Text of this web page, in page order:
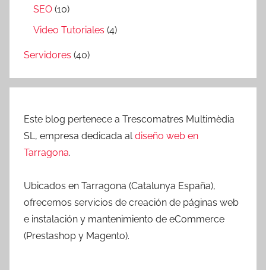
SEO (10)
Video Tutoriales (4)
Servidores (40)
Este blog pertenece a Trescomatres Multimèdia
SL, empresa dedicada aldiseño web en
Tarragona.
Ubicados en Tarragona (Catalunya España),
ofrecemos servicios de creación de páginas web
e instalación y mantenimiento de eCommerce
(Prestashop y Magento).